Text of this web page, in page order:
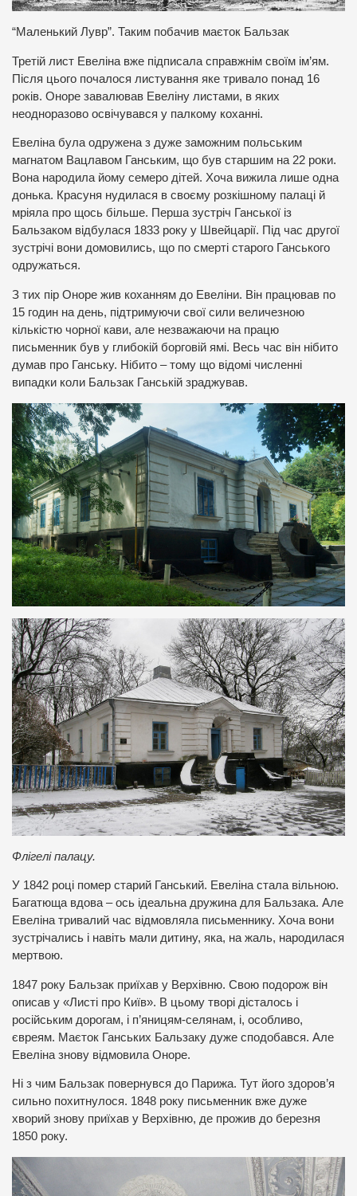
“Маленький Лувр”. Таким побачив маєток Бальзак
Третій лист Евеліна вже підписала справжнім своїм ім’ям.
Після цього почалося листування яке тривало понад 16
років. Оноре завалював Евеліну листами, в яких
неодноразово освічувався у палкому коханні.
Евеліна була одружена з дуже заможним польським
магнатом Вацлавом Ганським, що був старшим на 22 роки.
Вона народила йому семеро дітей. Хоча вижила лише одна
донька. Красуня нудилася в своєму розкішному палаці й
мріяла про щось більше. Перша зустріч Ганської із
Бальзаком відбулася 1833 року у Швейцарії. Під час другої
зустрічі вони домовились, що по смерті старого Ганського
одружаться.
З тих пір Оноре жив коханням до Евеліни. Він працював по
15 годин на день, підтримуючи свої сили величезною
кількістю чорної кави, але незважаючи на працю
письменник був у глибокій борговій ямі. Весь час він нібито
думав про Ганську. Нібито – тому що відомі численні
випадки коли Бальзак Ганській зраджував.
Флігелі палацу.
У 1842 році помер старий Ганський. Евеліна стала вільною.
Багатюща вдова – ось ідеальна дружина для Бальзака. Але
Евеліна тривалий час відмовляла письменнику. Хоча вони
зустрічались і навіть мали дитину, яка, на жаль, народилася
мертвою.
1847 року Бальзак приїхав у Верхівню. Свою подорож він
описав у «Листі про Київ». В цьому творі дісталось і
російським дорогам, і п’яницям-селянам, і, особливо,
євреям. Маєток Ганських Бальзаку дуже сподобався. Але
Евеліна знову відмовила Оноре.
Ні з чим Бальзак повернувся до Парижа. Тут його здоров’я
сильно похитнулося. 1848 року письменник вже дуже
хворий знову приїхав у Верхівню, де прожив до березня
1850 року.